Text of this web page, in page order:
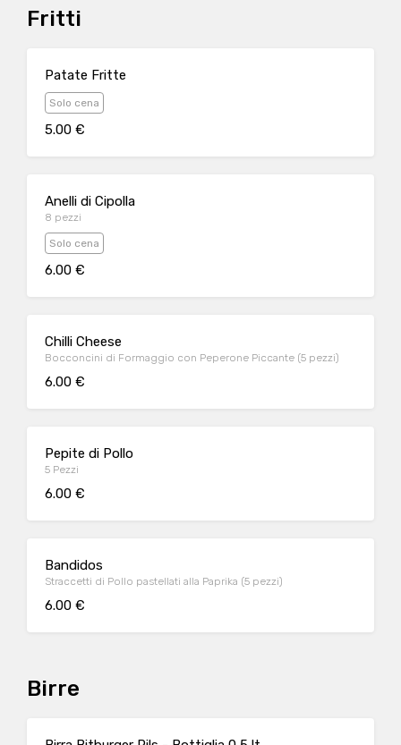
Fritti
Patate Fritte
Solo cena
5.00 €
Anelli di Cipolla
8 pezzi
Solo cena
6.00 €
Chilli Cheese
Bocconcini di Formaggio con Peperone Piccante (5 pezzi)
6.00 €
Pepite di Pollo
5 Pezzi
6.00 €
Bandidos
Straccetti di Pollo pastellati alla Paprika (5 pezzi)
6.00 €
Birre